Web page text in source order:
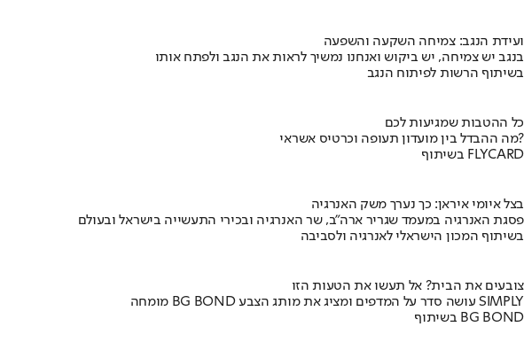
ועידת הנגב: צמיחה השקעה והשפעה
בנגב יש צמיחה, יש ביקוש ואנחנו נמשיך לראות את הנגב ולפתח אותו
בשיתוף הרשות לפיתוח הנגב
כל ההטבות שמגיעות לכם
מה ההבדל בין מועדון תעופה וכרטיס אשראי?
בשיתוף FLYCARD
בצל איומי איראן: כך נערך משק האנרגיה
פסגת האנרגיה במעמד שגריר ארה"ב, שר האנרגיה ובכירי התעשייה בישראל ובעולם
בשיתוף המכון הישראלי לאנרגיה ולסביבה
צובעים את הבית? אל תעשו את הטעות הזו
מומחה BG BOND עושה סדר על המדפים ומציג את מותג הצבע SIMPLY
בשיתוף BG BOND